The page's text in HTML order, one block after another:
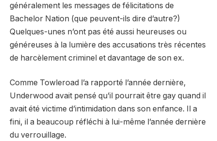
généralement les messages de félicitations de
Bachelor Nation (que peuvent-ils dire d’autre?)
Quelques-unes n’ont pas été aussi heureuses ou
généreuses à la lumière des accusations très récentes
de harcèlement criminel et davantage de son ex.
Comme Towleroad l’a rapporté l’année dernière,
Underwood avait pensé qu’il pourrait être gay quand il
avait été victime d’intimidation dans son enfance. Il a
fini, il a beaucoup réfléchi à lui-même l’année dernière
du verrouillage.